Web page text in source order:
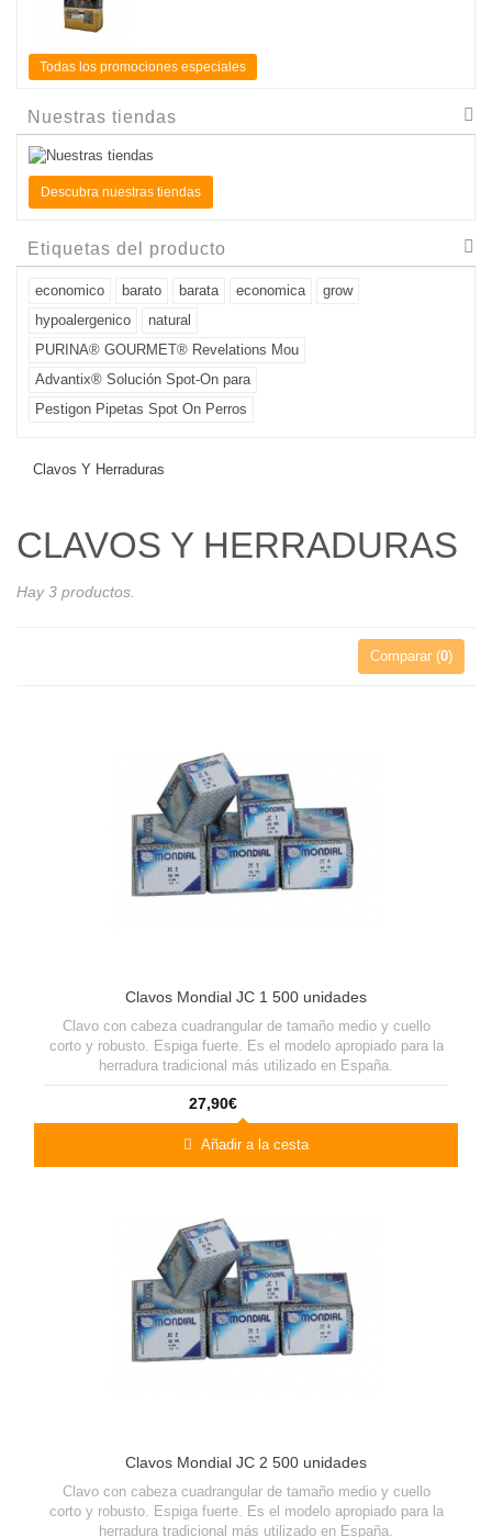
Todas los promociones especiales
Nuestras tiendas
Descubra nuestras tiendas
Etiquetas del producto
economico barato barata economica
grow
hypoalergenico
natural
PURINA® GOURMET® Revelations Mou
Advantix® Solución Spot-On para
Pestigon Pipetas Spot On Perros
Clavos Y Herraduras
CLAVOS Y HERRADURAS
Hay 3 productos.
Comparar (0)
Clavos Mondial JC 1 500 unidades
Clavo con cabeza cuadrangular de tamaño medio y cuello
corto y robusto. Espiga fuerte. Es el modelo apropiado para la
herradura tradicional más utilizado en España.
27,90€
Añadir a la cesta
Clavos Mondial JC 2 500 unidades
Clavo con cabeza cuadrangular de tamaño medio y cuello
corto y robusto. Espiga fuerte. Es el modelo apropiado para la
herradura tradicional más utilizado en España.